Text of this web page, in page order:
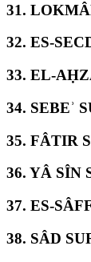
31.
32. ES-
33. EL-
34. SEBEʾ
35. FÂTIR
36. YÂ SÎN
37. ES-
38. SÂD